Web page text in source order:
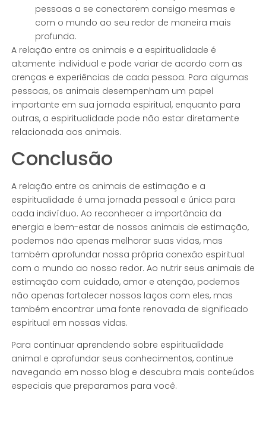
pessoas a se conectarem consigo mesmas e
com o mundo ao seu redor de maneira mais
profunda.
A relação entre os animais e a espiritualidade é
altamente individual e pode variar de acordo com as
crenças e experiências de cada pessoa. Para algumas
pessoas, os animais desempenham um papel
importante em sua jornada espiritual, enquanto para
outras, a espiritualidade pode não estar diretamente
relacionada aos animais.
Conclusão
A relação entre os animais de estimação e a
espiritualidade é uma jornada pessoal e única para
cada indivíduo. Ao reconhecer a importância da
energia e bem-estar de nossos animais de estimação,
podemos não apenas melhorar suas vidas, mas
também aprofundar nossa própria conexão espiritual
com o mundo ao nosso redor. Ao nutrir seus animais de
estimação com cuidado, amor e atenção, podemos
não apenas fortalecer nossos laços com eles, mas
também encontrar uma fonte renovada de significado
espiritual em nossas vidas.
Para continuar aprendendo sobre espiritualidade
animal e aprofundar seus conhecimentos, continue
navegando em nosso blog e descubra mais conteúdos
especiais que preparamos para você.